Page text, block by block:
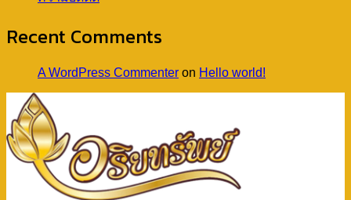
Recent Comments
A WordPress Commenter on Hello world!